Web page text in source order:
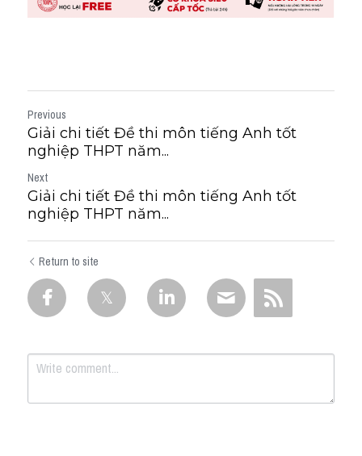
Previous
Giải chi tiết Đề thi môn tiếng Anh tốt
nghiệp THPT năm...
Next
Giải chi tiết Đề thi môn tiếng Anh tốt
nghiệp THPT năm...
Return to site